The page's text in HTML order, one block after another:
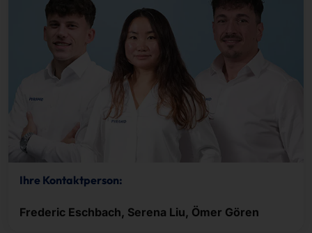
Ihre Kontaktperson:
Frederic Eschbach, Serena Liu, Ömer Gören